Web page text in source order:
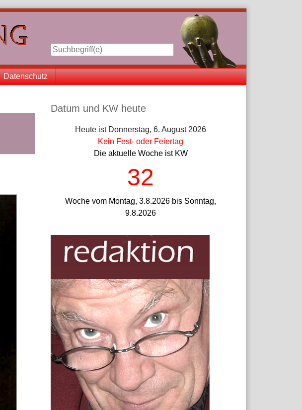
Datenschutz
Seitenleiste
Datum und KW heute
Heute ist Donnerstag, 6. August 2026
Kein Fest- oder Feiertag
Die aktuelle Woche ist KW
32
Woche vom Montag, 3.8.2026 bis Sonntag,
9.8.2026